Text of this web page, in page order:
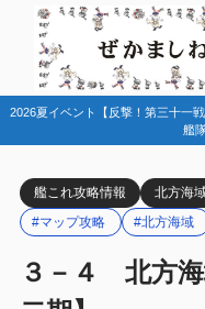
2026夏イベント【反撃！第三十一
艦
艦これ攻略情報
北方海
#マップ攻略
#北方海域
３－４ 北方
目次
1
1.2 ルート固定
編成例(初攻略)